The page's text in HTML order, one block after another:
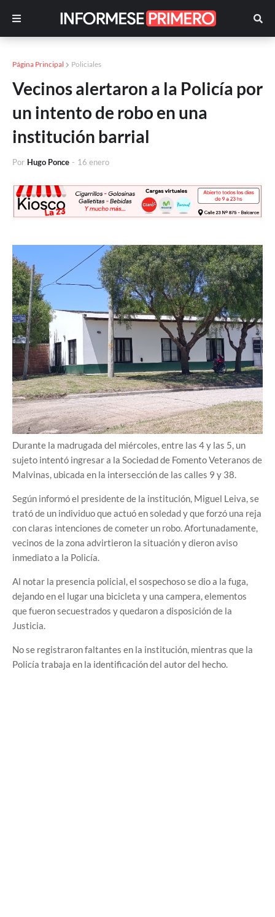
Página Principal Policiales
Vecinos alertaron a la Policía por
un intento de robo en una
institución barrial
Por Hugo Ponce - 16 enero
Durante la madrugada del miércoles, entre las 4 y las 5, un
sujeto intentó ingresar a la Sociedad de Fomento Veteranos de
Malvinas, ubicada en la intersección de las calles 9 y 38.
Según informó el presidente de la institución, Miguel Leiva, se
trató de un individuo que actuó en soledad y que forzó una reja
con claras intenciones de cometer un robo. Afortunadamente,
vecinos de la zona advirtieron la situación y dieron aviso
inmediato a la Policía.
Al notar la presencia policial, el sospechoso se dio a la fuga,
dejando en el lugar una bicicleta y una campera, elementos
que fueron secuestrados y quedaron a disposición de la
Justicia.
No se registraron faltantes en la institución, mientras que la
Policía trabaja en la identificación del autor del hecho.